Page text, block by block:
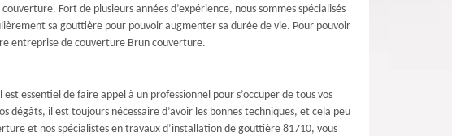
Fort de plusieurs années d’expérience, nous sommes spécialisés
sa gouttière pour pouvoir augmenter sa durée de vie. Pour pouvoir
entreprise de couverture Brun couverture.
essentiel de faire appel à un professionnel pour s’occuper de tous vos
dégâts, il est toujours nécessaire d’avoir les bonnes techniques, et cela peu
et nos spécialistes en travaux d’installation de gouttière 81710, vous